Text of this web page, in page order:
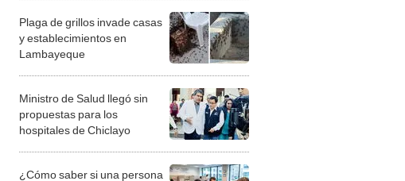
Plaga de grillos invade casas
y establecimientos en
Lambayeque
Ministro de Salud llegó sin
propuestas para los
hospitales de Chiclayo
¿Cómo saber si una persona